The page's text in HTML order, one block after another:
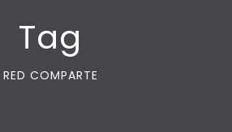
Tag
RED COMPARTE